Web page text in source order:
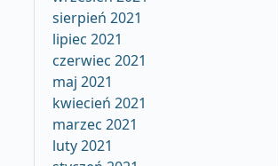
sierpień 2021
lipiec 2021
czerwiec 2021
maj 2021
kwiecień 2021
marzec 2021
luty 2021